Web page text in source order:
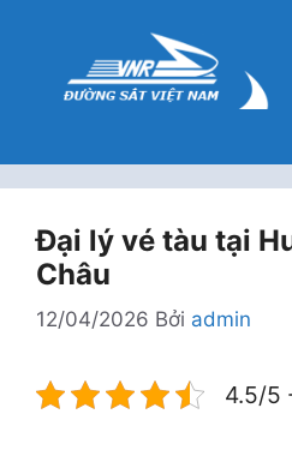
Đại lý vé tàu tại
Châu
12/04/2026 Bởi admin
4.5/5